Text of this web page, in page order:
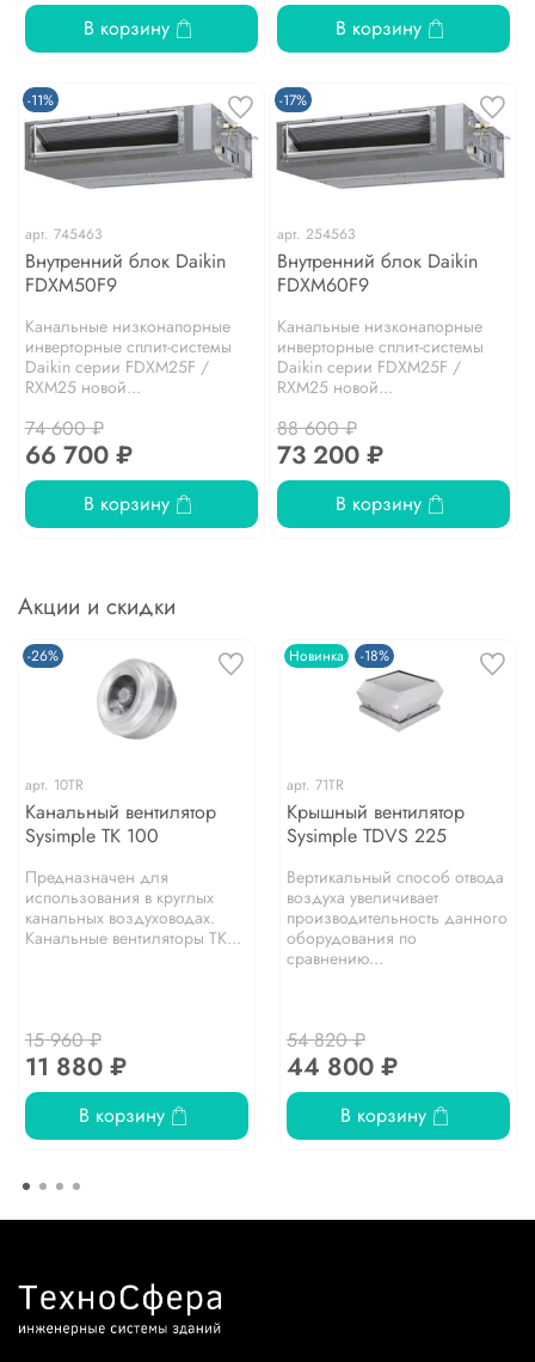
В корзину В корзину
-11%
арт. 745463
Внутренний блок Daikin
FDXM50F9
Канальные низконапорные
инверторные сплит-системы
Daikin серии FDXM25F /
RXM25 новой...
74 600 ₽
66 700 ₽
В корзину
-17%
арт. 254563
Внутренний блок Daikin
FDXM60F9
Канальные низконапорные
инверторные сплит-системы
Daikin серии FDXM25F /
RXM25 новой...
88 600 ₽
73 200 ₽
В корзину
Акции и скидки
-26%
арт. 10TR
Канальный вентилятор
Sysimple TK 100
Предназначен для
использования в круглых
канальных воздуховодах.
Канальные вентиляторы TK...
15 960 ₽
11 880 ₽
В корзину
Новинка -18%
арт. 71TR
Крышный вентилятор
Sysimple TDVS 225
Вертикальный способ отвода
воздуха увеличивает
производительность данного
оборудования по
сравнению...
54 820 ₽
44 800 ₽
В корзину